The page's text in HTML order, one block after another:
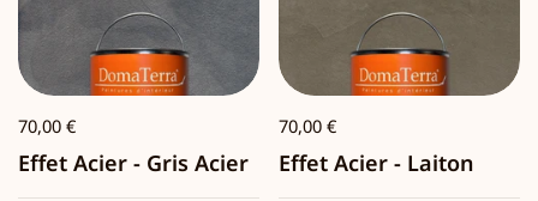
70,00 €
Effet Acier - Gris Acier
70,00 €
Effet Acier - Laiton